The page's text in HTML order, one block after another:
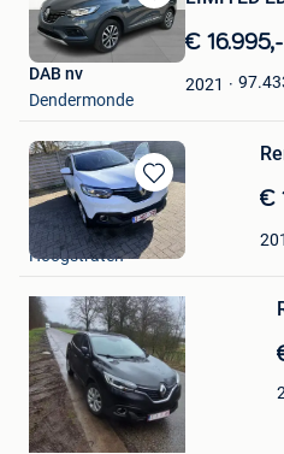
Bewaren
in
Favorieten
€ 16.995,-
2021
DAB nv
Dendermonde
Bewaren
in
Mijn
Favorieten
€
Georgiana Baletchi
HoogstratenBewaren
Mijn
Favorieten
Paliro
Sint-Pieters-Leeuw